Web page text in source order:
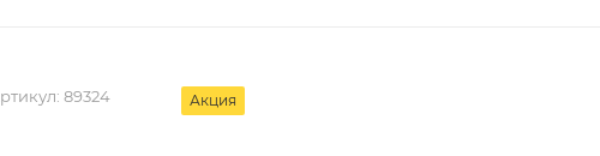
Акция
89324